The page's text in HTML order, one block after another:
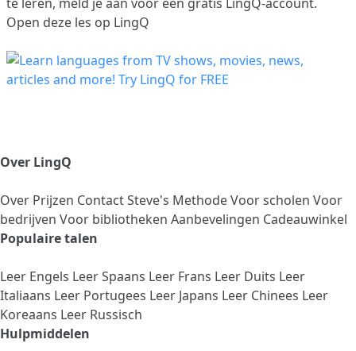
Open deze les op LingQ
Over LingQ
Over Prijzen ContactSteve's MethodeVoor scholen Voor
bedrijven Voor bibliotheken Aanbevelingen Cadeauwinkel
Populaire talen
Leer Engels Leer Spaans Leer Frans Leer Duits Leer
Italiaans Leer Portugees Leer Japans Leer Chinees Leer
Koreaans Leer Russisch
Hulpmiddelen